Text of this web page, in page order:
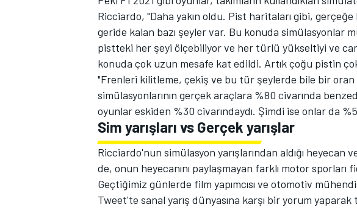
Ricciardo, "Daha yakın oldu. Pist haritaları gibi, gerçeğe
geride kalan bazı şeyler var. Bu konuda simülasyonlar
pistteki her şeyi ölçebiliyor ve her türlü yükseltiyi ve
konuda çok uzun mesafe kat edildi. Artık çoğu pistin
"Frenleri kilitleme, çekiş ve bu tür şeylerde bile bir oran
simülasyonlarının gerçek araçlara %80 civarında
oyunlar eskiden %30 civarındaydı. Şimdi ise onlar da
Sim yarışları vs Gerçek yarışlar
Ricciardo'nun simülasyon yarışlarından aldığı
de, onun heyecanını paylaşmayan farklı motor sporları
Geçtiğimiz günlerde film yapımcısı ve otomotiv
Tweet'te sanal yarış dünyasına karşı bir yorum yaparak